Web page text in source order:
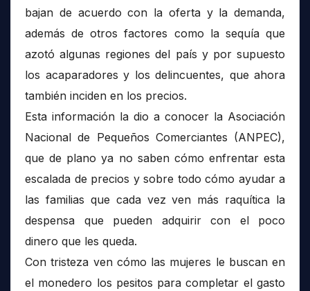
bajan de acuerdo con la oferta y la demanda,
además de otros factores como la sequía que
azotó algunas regiones del país y por supuesto
los acaparadores y los delincuentes, que ahora
también inciden en los precios.
Esta información la dio a conocer la Asociación
Nacional de Pequeños Comerciantes (ANPEC),
que de plano ya no saben cómo enfrentar esta
escalada de precios y sobre todo cómo ayudar a
las familias que cada vez ven más raquítica la
despensa que pueden adquirir con el poco
dinero que les queda.
Con tristeza ven cómo las mujeres le buscan en
el monedero los pesitos para completar el gasto